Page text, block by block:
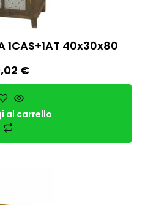
1CAS+1AT 40x30x80
€
al carrello